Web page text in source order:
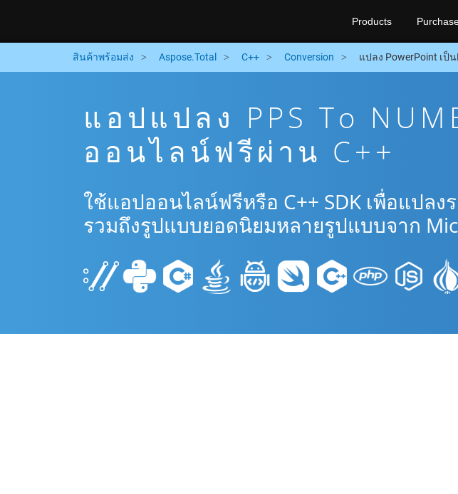
Products
สินค้าพร้อมส่ง Aspose.Total C++ Conversion แปลง PowerPoint เป็น
แอปแปลง PPS To
ออนไลน์ฟรีผ่าน C++
ใช้แอปออนไลน์ฟรีหรือ C++ SDK เพื่อแปลงร
รวมถึงรูปแบบยอดนิยมหลายรูปแบบจาก